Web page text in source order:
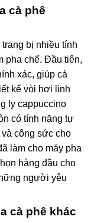
cà phê
bị nhiều tính
pha chế. Đầu tiên,
xác, giúp cà
kế vòi hơi linh
ly cappuccino
có tính năng tự
công sức cho
làm cho máy pha
hàng đầu cho
người yêu
cà phê khác